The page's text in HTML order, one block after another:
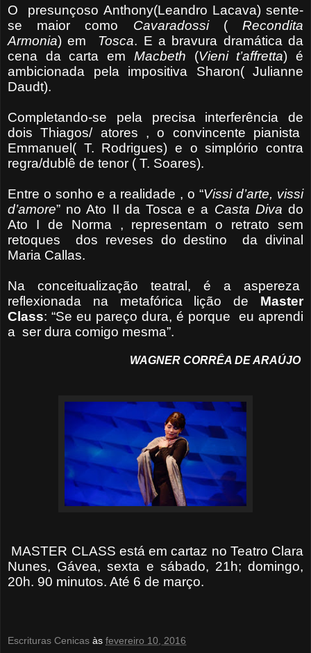
O presunçoso Anthony(Leandro Lacava) sente-
se maior como Cavaradossi(Recondita
Armonia) em Tosca. E a bravura dramática da
cena da carta em Macbeth (Vieni t’affretta) é
ambicionada pela impositiva Sharon( Julianne
Daudt).
Completando-se pela precisa interferência de
dois Thiagos/ atores , o convincente pianista
Emmanuel( T. Rodrigues) e o simplório contra
regra/dublê de tenor ( T. Soares).
Entre o sonho e a realidade , o “Vissi d’arte, vissi
d’amore” no Ato II da Tosca e a Casta Diva do
Ato I de Norma , representam o retrato sem
retoques dos reveses do destino da divinal
Maria Callas.
Na conceitualização teatral, é a aspereza
reflexionada na metafórica lição de Master
Class: “Se eu pareço dura, é porque eu aprendi
a ser dura comigo mesma”.
WAGNER CORRÊA DE ARAÚJO
MASTER CLASS está em cartaz no Teatro Clara
Nunes, Gávea, sexta e sábado, 21h; domingo,
20h. 90 minutos. Até 6 de março.
Escrituras Cenicas às fevereiro 10, 2016